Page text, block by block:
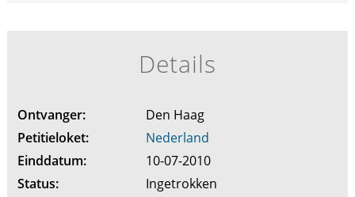
Details
Ontvanger:
Den Haag
Petitieloket:
Nederland
Einddatum:
10-07-2010
Status:
Ingetrokken